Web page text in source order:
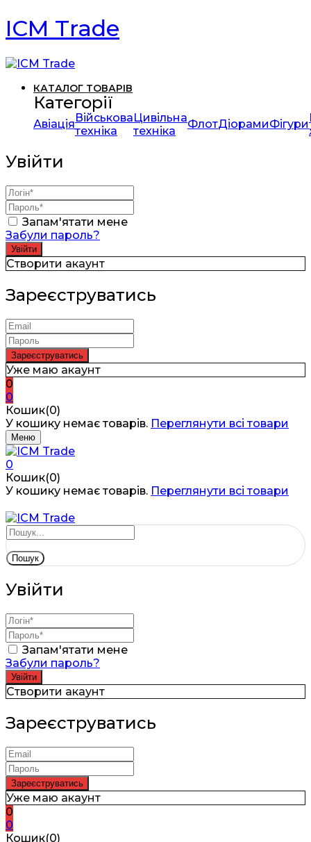
ICM Trade
КАТАЛОГ ТОВАРІВ
Категорії
АвіаціяВійськова
техніка
Цивільна
техніка
ФлотДіорамиФігури
Увійти
Запам'ятати мене
Забули пароль?
Створити акаунт
Зареєструватись
Уже маю акаунт
0
0
Кошик(0)
У кошику немає товарів. Переглянути всі товари
Меню
0
Кошик(0)
У кошику немає товарів. Переглянути всі товари
Пошук
Увійти
Запам'ятати мене
Забули пароль?
Створити акаунт
Зареєструватись
Уже маю акаунт
0
0
Кошик(0)